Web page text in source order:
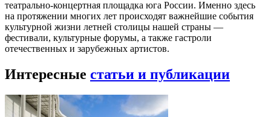
театрально-концертная площадка юга России. Именно здесь
на протяжении многих лет происходят важнейшие события
культурной жизни летней столицы нашей страны —
фестивали, культурные форумы, а также гастроли
отечественных и зарубежных артистов.
Интересные статьи и публикации